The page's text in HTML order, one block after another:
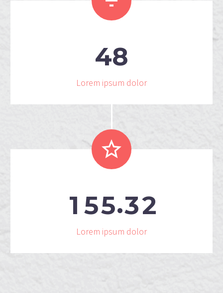
48
Lorem ipsum dolor


1 55.32
Lorem ipsum dolor